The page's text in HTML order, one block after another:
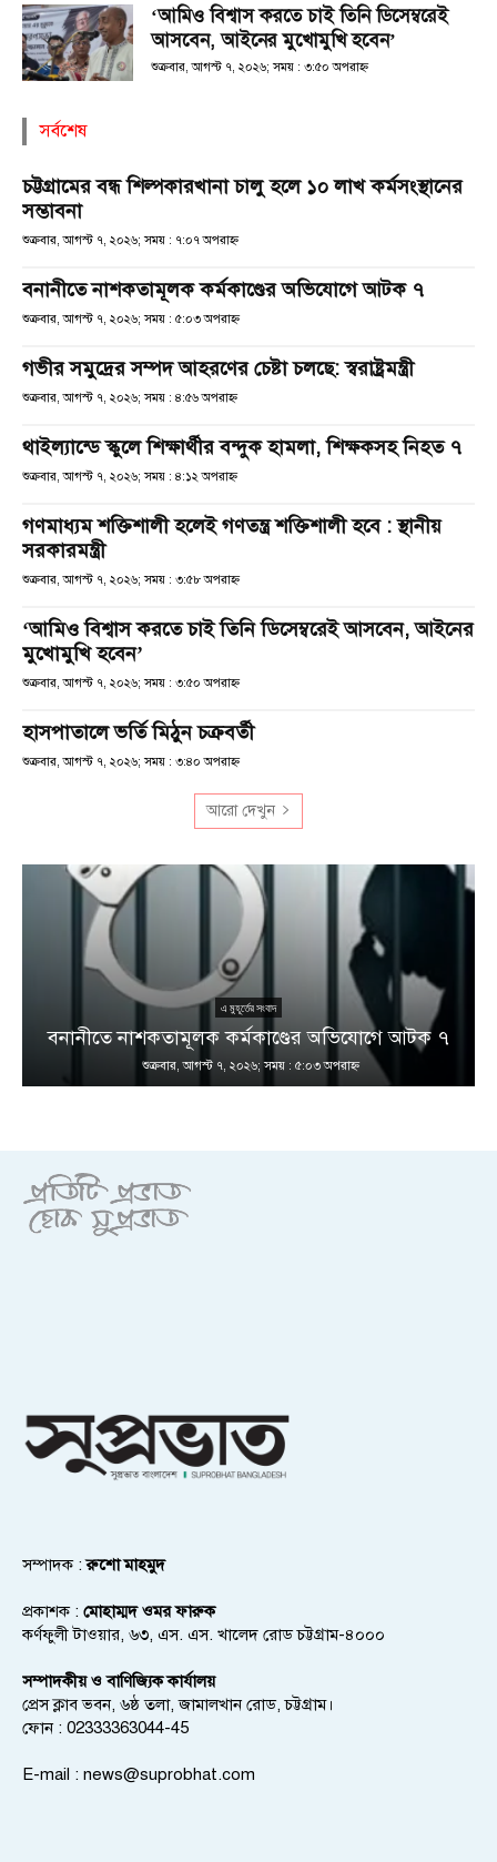
‘আমিও বিশ্বাস করতে চাই তিনি ডিসেম্বরেই
আসবেন, আইনের মুখোমুখি হবেন’
শুক্রবার, আগস্ট ৭, ২০২৬; সময় : ৩:৫০ অপরাহ্ণ
সর্বশেষ
চট্টগ্রামের বন্ধ শিল্পকারখানা চালু হলে ১০ লাখ কর্মসংস্থানের
সম্ভাবনা
শুক্রবার, আগস্ট ৭, ২০২৬; সময় : ৭:০৭ অপরাহ্ণ
বনানীতে নাশকতামূলক কর্মকাণ্ডের অভিযোগে আটক ৭
শুক্রবার, আগস্ট ৭, ২০২৬; সময় : ৫:০৩ অপরাহ্ণ
গভীর সমুদ্রের সম্পদ আহরণের চেষ্টা চলছে: স্বরাষ্ট্রমন্ত্রী
শুক্রবার, আগস্ট ৭, ২০২৬; সময় : ৪:৫৬ অপরাহ্ণ
থাইল্যান্ডে স্কুলে শিক্ষার্থীর বন্দুক হামলা, শিক্ষকসহ নিহত ৭
শুক্রবার, আগস্ট ৭, ২০২৬; সময় : ৪:১২ অপরাহ্ণ
গণমাধ্যম শক্তিশালী হলেই গণতন্ত্র শক্তিশালী হবে : স্থানীয়
সরকারমন্ত্রী
শুক্রবার, আগস্ট ৭, ২০২৬; সময় : ৩:৫৮ অপরাহ্ণ
‘আমিও বিশ্বাস করতে চাই তিনি ডিসেম্বরেই আসবেন, আইনের
মুখোমুখি হবেন’
শুক্রবার, আগস্ট ৭, ২০২৬; সময় : ৩:৫০ অপরাহ্ণ
হাসপাতালে ভর্তি মিঠুন চক্রবর্তী
শুক্রবার, আগস্ট ৭, ২০২৬; সময় : ৩:৪০ অপরাহ্ণ
আরো দেখুন
এ মুহূর্তের সংবাদ
বনানীতে নাশকতামূলক কর্মকাণ্ডের অভিযোগে আটক ৭
শুক্রবার, আগস্ট ৭, ২০২৬; সময় : ৫:০৩ অপরাহ্ণ
সম্পাদক :রুশো মাহমুদ
প্রকাশক : মোহাম্মদ ওমর ফারুক
কর্ণফুলী টাওয়ার, ৬৩, এস. এস. খালেদ রোড চট্টগ্রাম-৪০০০
সম্পাদকীয় ও বাণিজ্যিক কার্যালয়
প্রেস ক্লাব ভবন, ৬ষ্ঠ তলা, জামালখান রোড, চট্টগ্রাম।
ফোন : 02333363044-45
E-mail : news@suprobhat.com